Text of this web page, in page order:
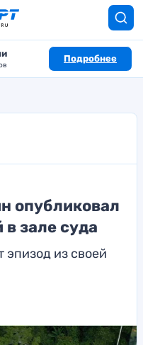
Подробнее
опубликовал
в зале суда
эпизод из своей